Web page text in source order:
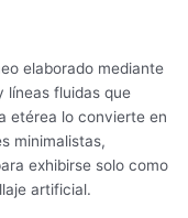
elaborado mediante
líneas fluidas que
etérea lo convierte en
minimalistas,
exhibirse solo como
artificial.